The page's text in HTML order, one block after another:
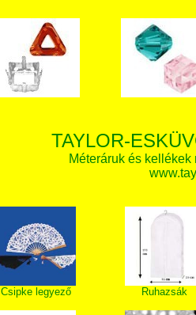
TAYLOR-
Méteráruk és
Csipke legyező Ruhazsák